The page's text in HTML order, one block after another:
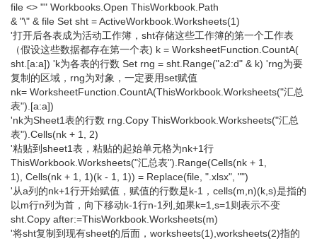
file <> "" Workbooks.Open ThisWorkbook.Path
& "\" & file Set sht = ActiveWorkbook.Worksheets(1)
'打开后各表成为活动工作簿，sht存储这些工作簿的第一个工作表
（假设这些数据都存在第一个表) k = WorksheetFunction.CountA(
sht.[a:a]) 'k为各表的行数 Set rng = sht.Range("a2:d" & k) 'rng为要
复制的区域，rng为对象，一定要用set赋值
nk= WorksheetFunction.CountA(ThisWorkbook.Worksheets("汇总
表").[a:a])
'nk为Sheet1表的行数 rng.Copy ThisWorkbook.Worksheets("汇总
表").Cells(nk + 1, 2)
'粘贴到sheet1表，粘贴的起始单元格为nk+1行
ThisWorkbook.Worksheets("汇总表").Range(Cells(nk + 1,
1), Cells(nk + 1, 1)(k - 1, 1)) = Replace(file, ".xlsx", "")
'从a列的nk+1行开始赋值，赋值的行数是k-1，cells(m,n)(k,s)是指的
以m行n列为首，向下移动k-1行n-1列,如果k=1,s=1则表示不变
sht.Copy after:=ThisWorkbook.Worksheets(m)
'将sht复制到现有sheet的后面，worksheets(1),worksheets(2)指的